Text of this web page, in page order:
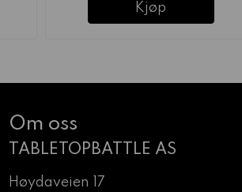
Kjøp
Om oss
TABLETOPBATTLE AS
Høydaveien 17